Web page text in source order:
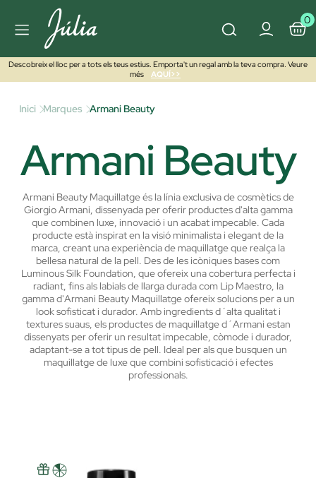
0
Descobreix el lloc per a tots els teus estius. Emporta't un regal amb la teva compra. Veure
més
AQUÍ>>
Inici Marques Armani Beauty
Armani Beauty
Armani Beauty Maquillatge és la línia exclusiva de cosmètics de
Giorgio Armani, dissenyada per oferir productes d'alta gamma
que combinen luxe, innovació i un acabat impecable. Cada
producte està inspirat en la visió minimalista i elegant de la
marca, creant una experiència de maquillatge que realça la
bellesa natural de la pell. Des de les icòniques bases com
Luminous Silk Foundation, que ofereix una cobertura perfecta i
radiant, fins als labials de llarga durada com Lip Maestro, la
gamma d'Armani Beauty Maquillatge ofereix solucions per a un
look sofisticat i durador. Amb ingredients d´alta qualitat i
textures suaus, els productes de maquillatge d´Armani estan
dissenyats per oferir un resultat impecable, còmode i durador,
adaptant-se a tot tipus de pell. Ideal per als que busquen un
maquillatge de luxe que combini sofisticació i efectes
professionals.